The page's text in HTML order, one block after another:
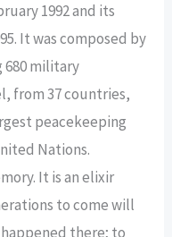
1992 and its
It was composed by
680 military
from 37 countries,
peacekeeping
Nations.
It is an elixir
to come will
there; to